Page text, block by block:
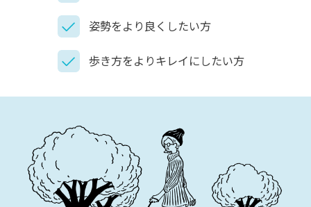
姿勢をより良くしたい方
歩き方をよりキレイにしたい方